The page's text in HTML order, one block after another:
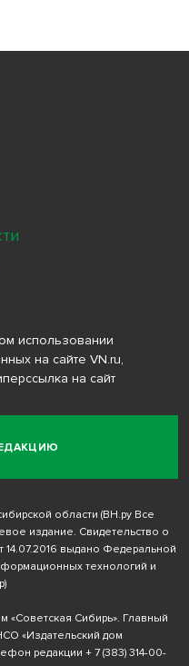
использовании
на сайте VN.ru,
на сайт
области (ВН.ру Все
издание. Свидетельство о
выдано Федеральной
технологий и
«Советская Сибирь». Главный
«Издательский дом
редакции + 7 (383) 314-00-